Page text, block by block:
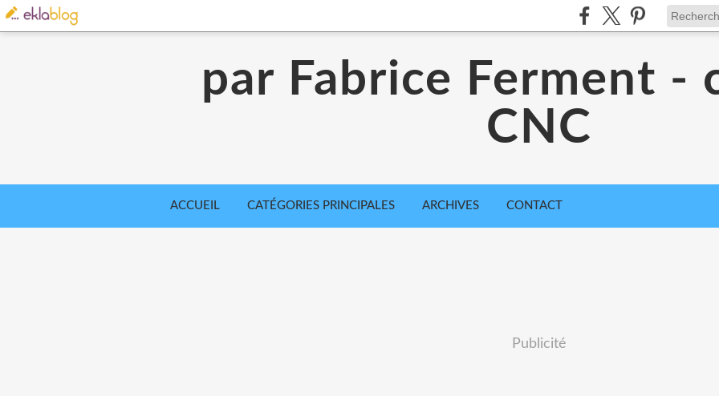
par Fabrice Ferment -
CNC
ACCUEIL CATÉGORIES PRINCIPALES ARCHIVES CONTACT
Publicité